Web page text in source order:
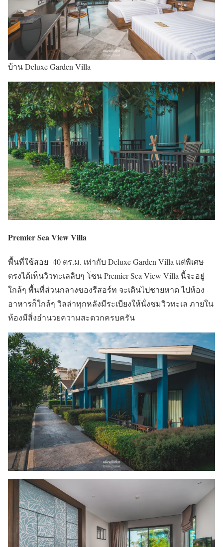
บ้าน Deluxe Garden Villa
Premier Sea View Villa
พื้นที่ใช้สอย 40 ตร.ม. เท่ากับ Deluxe Garden Villa แต่พิเศษ
ตรงได้เห็นวิวทะเลลิบๆ โซน Premier Sea View Villa นี้จะอยู่
ใกล้ๆ พื้นที่ส่วนกลางของรีสอร์ท จะเดินไปชายหาด ไปห้อง
อาหารก็ใกล้ๆ วิลล่าทุกหลังมีระเบียงให้นั่งชมวิวทะเล ภายใน
ห้องมีสิ่งอำนวยความสะดวกครบครัน